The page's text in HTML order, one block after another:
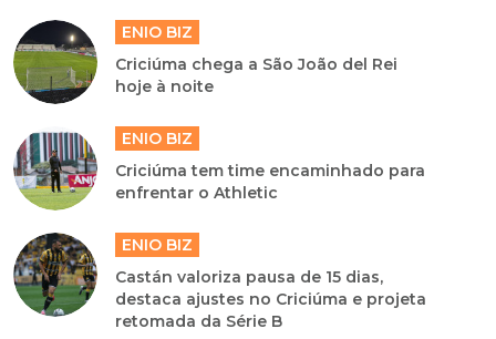
ENIO BIZ
Criciúma chega a São João del Rei
hoje à noite
ENIO BIZ
Criciúma tem time encaminhado para
enfrentar o Athletic
ENIO BIZ
Castán valoriza pausa de 15 dias,
destaca ajustes no Criciúma e projeta
retomada da Série B